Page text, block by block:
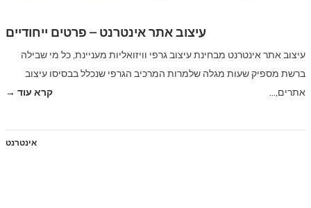
עיצוב אתר אינטרנט – פרטים ייחודיים
עיצוב אתר אינטרנט מבחינת עיצוב גרפי וויזואליות מעניינת, כל מי שבילה
ברשת מספיק שעות מגלה שלמרות המרכיב הגרפי שנכלל בבסיסו עיצוב
אתרים,…
קרא עוד →
אינטרנט